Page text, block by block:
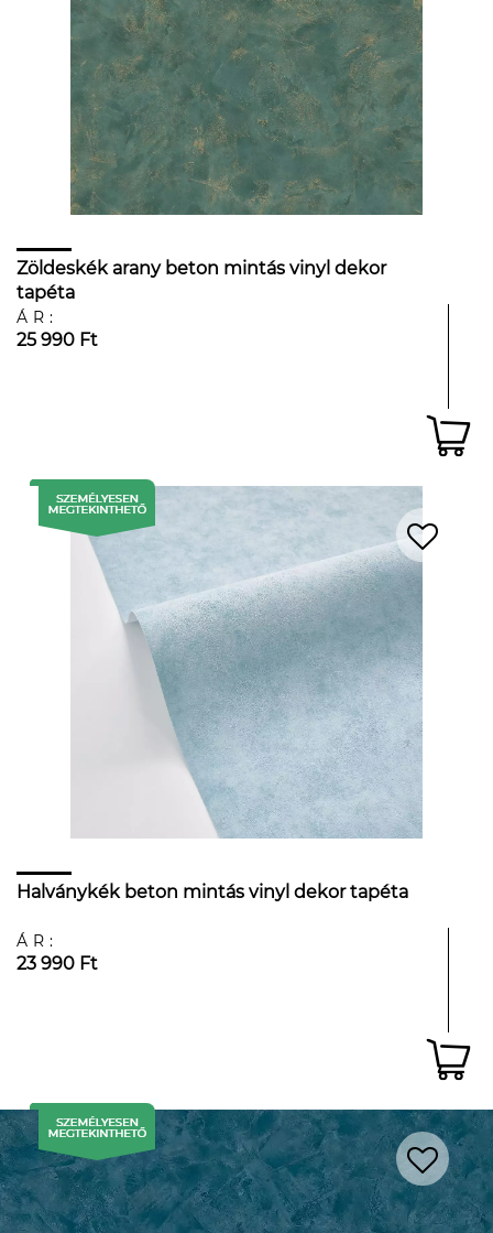
Zöldeskék arany beton mintás vinyl dekor
tapéta
ÁR:
25 990 Ft
Halványkék beton mintás vinyl dekor tapéta
ÁR:
23 990 Ft